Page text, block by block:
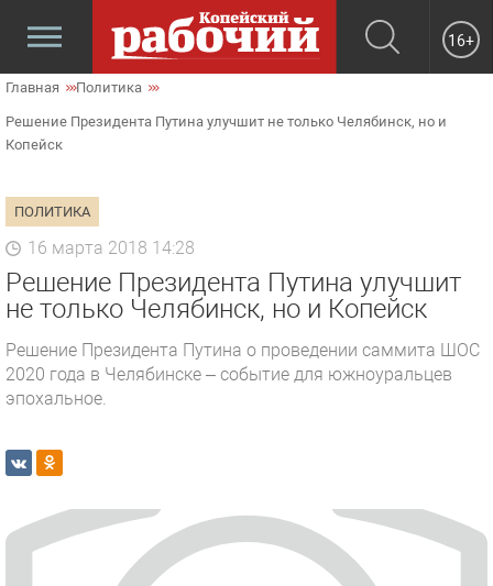
16+
Главная Политика
Решение Президента Путина улучшит не только Челябинск, но и
Копейск
ПОЛИТИКА
16 марта 2018 14:28
Решение Президента Путина улучшит
не только Челябинск, но и Копейск
Решение Президента Путина о проведении саммита ШОС
2020 года в Челябинске – событие для южноуральцев
эпохальное.